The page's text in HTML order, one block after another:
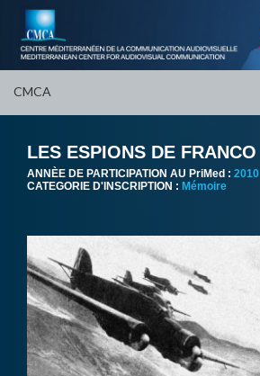
CMCA
LES ESPIONS DE FRANCO
ANNÈE DE PARTICIPATION AU PriMed : 2010
CATEGORIE D'INSCRIPTION : Mémoire